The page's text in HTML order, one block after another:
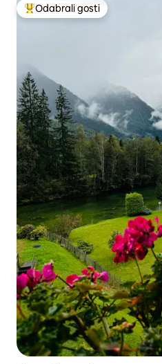
Među najviše rangiranima s
Odabrali gosti